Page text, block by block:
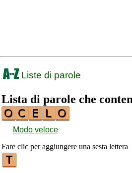
Liste di parole
Lista di parole che
Modo veloce
Fare clic per aggiungere una sesta lettera